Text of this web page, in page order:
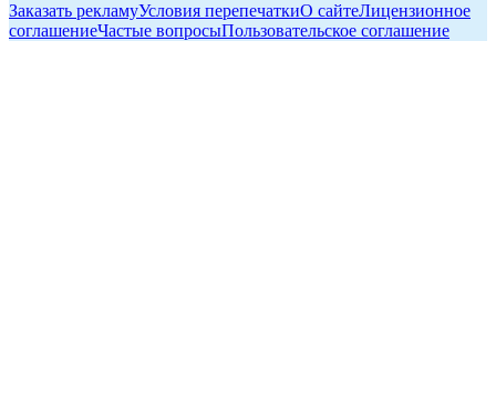
Заказать рекламуУсловия перепечаткиО сайтеЛицензионное
соглашениеЧастые вопросыПользовательское соглашение